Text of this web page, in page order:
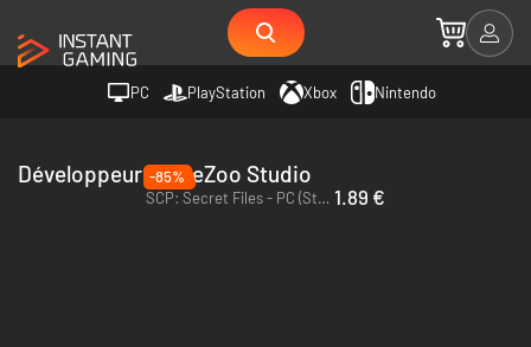
PC PlayStation Xbox Nintendo
Développeur GameZoo Studio
-85%
SCP: Secret Files - PC (Steam) 1.89 €